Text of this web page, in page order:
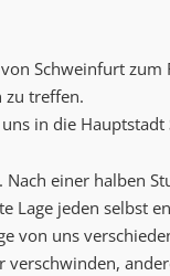
Schweinfurt zum
zu treffen.
in die Hauptstadt
einer halben
Lage jeden selbst
von uns